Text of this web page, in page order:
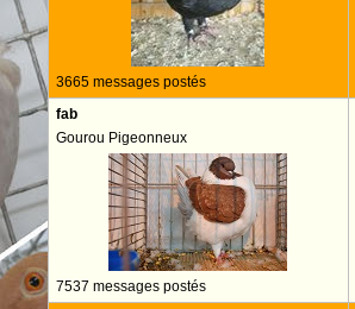
3665 messages postés
fab
Gourou Pigeonneux
7537 messages postés